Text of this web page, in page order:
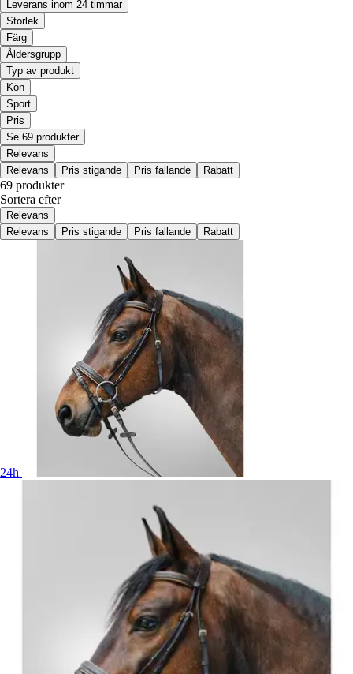
Leverans inom 24 timmar
Storlek
Färg
Åldersgrupp
Typ av produkt
Kön
Sport
Pris
Se 69 produkter
Relevans
Relevans
Pris stigande Pris fallande Rabatt
69 produkter
Sortera efter
Relevans
Relevans
Pris stigande Pris fallande Rabatt
24h